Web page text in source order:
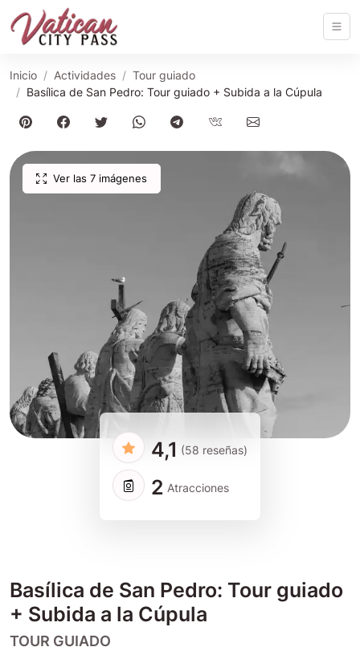
Inicio Actividades
Tour guiado
Basílica de San Pedro: Tour guiado + Subida a la Cúpula
Ver las 7 imágenes
4,1 (58 reseñas)
2 Atracciones
Basílica de San Pedro: Tour guiado
+ Subida a la Cúpula
TOUR GUIADO